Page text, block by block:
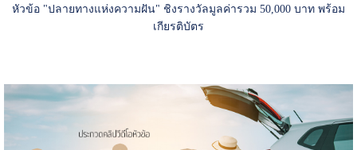
หัวข้อ "ปลายทางแห่งความฝัน" ชิงรางวัลมูลค่ารวม 50,000 บาท พร้อม
เกียรติบัตร